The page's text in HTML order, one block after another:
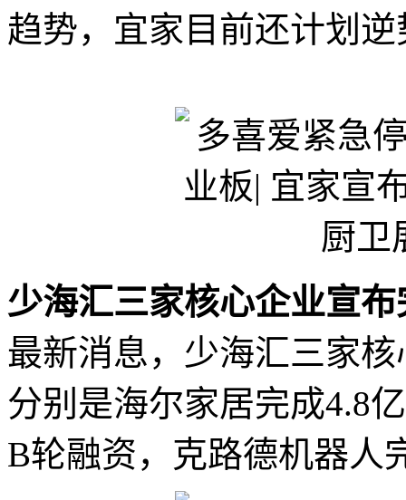
趋势，宜家目前还计划
少海汇三家核心企业宣
最新消息，少海汇三家
分别是海尔家居完成4.8
B轮融资，克路德机器人